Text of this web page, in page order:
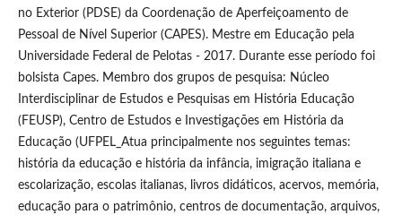
no Exterior (PDSE) da Coordenação de Aperfeiçoamento de
Pessoal de Nível Superior (CAPES). Mestre em Educação pela
Universidade Federal de Pelotas - 2017. Durante esse período foi
bolsista Capes. Membro dos grupos de pesquisa: Núcleo
Interdisciplinar de Estudos e Pesquisas em História Educação
(FEUSP), Centro de Estudos e Investigações em História da
Educação (UFPEL_Atua principalmente nos seguintes temas:
história da educação e história da infância, imigração italiana e
escolarização, escolas italianas, livros didáticos, acervos, memória,
educação para o patrimônio, centros de documentação, arquivos,